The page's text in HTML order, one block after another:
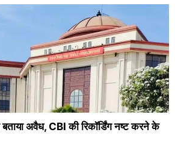
बताया अवैध, CBI की रिकॉर्डिंग नष्ट करने के